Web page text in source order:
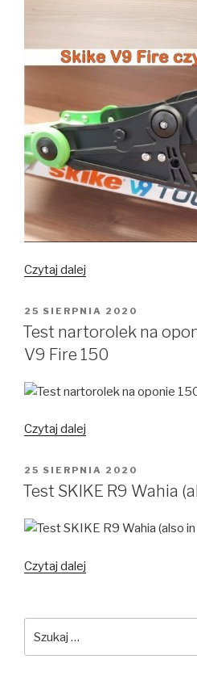
Czytaj dalej
–
SKIKE
V9
200
OPUBLIKOWANE
W
25 SIERPNIA 2020
Test nartorolek na
V9 Fire 150
Czytaj dalej
na
oponie
>
OPUBLIKOWANE
W
25 SIERPNIA 2020
Test SKIKE R9 Wahia
Czytaj dalej
Wahia